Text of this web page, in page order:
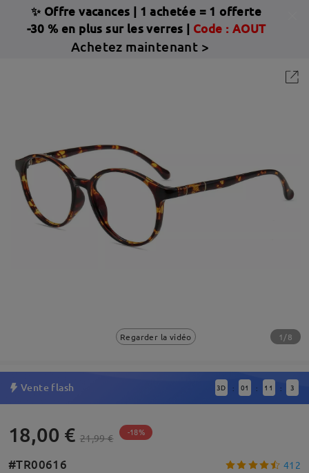
✨ Offre vacances | 1 achetée = 1 offerte
-30 % en plus sur les verres | Code : AOUT
Achetez maintenant >
Regarder la vidéo 1/8
Vente flash 3D : 01 : 11 : 3
18,00 € 21,99 € -18%
#TR00616 412